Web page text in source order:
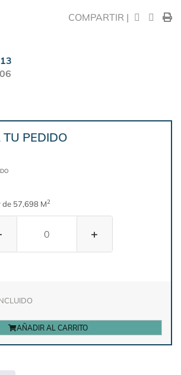
COMPARTIR |
PEDIDO
57,698 M2
+
AÑADIR AL CARRITO